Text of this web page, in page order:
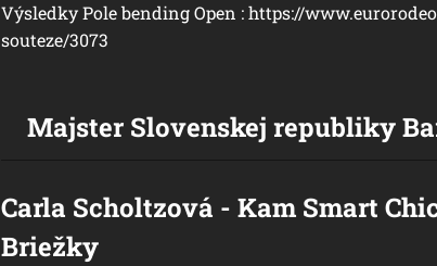
Výsledky Pole bending Open : https://
souteze/3073
Majster Slovenskej republiky
Carla Scholtzová - Kam Smart
Briežky